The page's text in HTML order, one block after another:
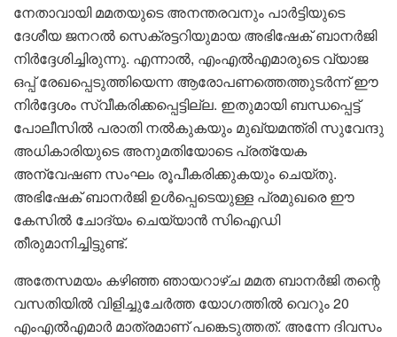
നേതാവായി മമതയുടെ അനന്തരവനും പാർട്ടിയുടെ
ദേശീയ ജനറൽ സെക്രട്ടറിയുമായ അഭിഷേക് ബാനർജി
നിർദ്ദേശിച്ചിരുന്നു. എന്നാൽ, എംഎൽഎമാരുടെ വ്യാജ
ഒപ്പ് രേഖപ്പെടുത്തിയെന്ന ആരോപണത്തെത്തുടർന്ന് ഈ
നിർദ്ദേശം സ്വീകരിക്കപ്പെട്ടില്ല. ഇതുമായി ബന്ധപ്പെട്ട്
പോലീസിൽ പരാതി നൽകുകയും മുഖ്യമന്ത്രി സുവേന്ദു
അധികാരിയുടെ അനുമതിയോടെ പ്രത്യേക
അന്വേഷണ സംഘം രൂപീകരിക്കുകയും ചെയ്തു.
അഭിഷേക് ബാനർജി ഉൾപ്പെടെയുള്ള പ്രമുഖരെ ഈ
കേസിൽ ചോദ്യം ചെയ്യാൻ സിഐഡി
തീരുമാനിച്ചിട്ടുണ്ട്.
അതേസമയം കഴിഞ്ഞ ഞായറാഴ്ച മമത ബാനർജി തന്റെ
വസതിയിൽ വിളിച്ചുചേർത്ത യോഗത്തിൽ വെറും 20
എംഎൽഎമാർ മാത്രമാണ് പങ്കെടുത്തത്. അന്നേ ദിവസം